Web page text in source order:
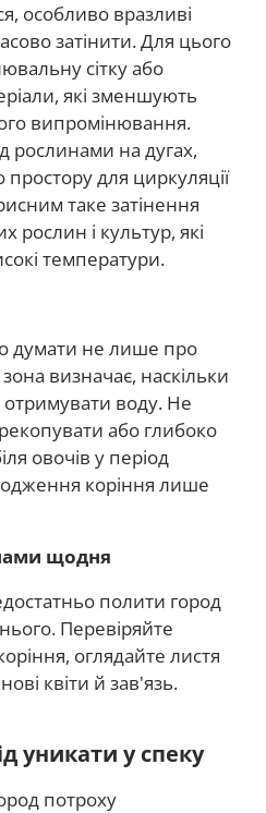
особливо вразливі
затінити. Для цього
сітку або
які зменшують
випромінювання.
рослинами на дугах,
для циркуляції
таке затінення
рослин і культур, які
температури.
думати не лише про
визначає, наскільки
воду. Не
або глибоко
овочів у період
коріння лише
щодня
полити город
Перевіряйте
оглядайте листя
квіти й зав'язь.
уникати у спеку
потроху